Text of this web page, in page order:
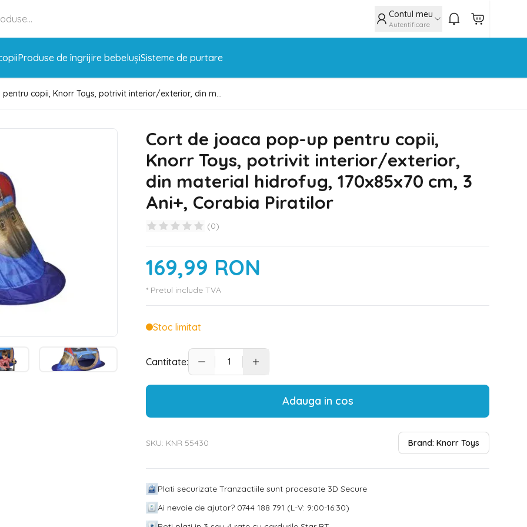
Contul meu
Autentificare
Produse de îngrijire bebelușiSisteme de purtare
copii, Knorr Toys, potrivit interior/exterior, din m...
Cort de joaca pop-up pentru copii,
Knorr Toys, potrivit interior/exterior,
din material hidrofug, 170x85x70 cm, 3
Ani+, Corabia Piratilor
(0)
169,99 RON
* Pretul include TVA
Stoc limitat
Cantitate:
Adauga in cos
SKU: KNR 55430 Brand: Knorr Toys
Plati securizate Tranzactiile sunt procesate 3D Secure
Ai nevoie de ajutor? 0744 188 791 (L-V: 9:00-16:30)